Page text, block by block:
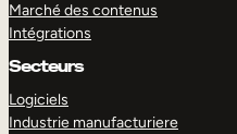
Marché des contenus
Intégrations
Secteurs
Logiciels
Industrie manufacturiere